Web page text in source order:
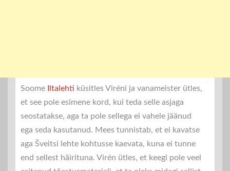
Soome Iltalehti küsitles Viréni ja vanameister ütles,
et see pole esimene kord, kui teda selle asjaga
seostatakse, aga ta pole sellega ei vahele jäänud
ega seda kasutanud. Mees tunnistab, et ei kavatse
aga Šveitsi lehte kohtusse kaevata, kuna ei tunne
end sellest häirituna. Virén ütles, et keegi pole veel